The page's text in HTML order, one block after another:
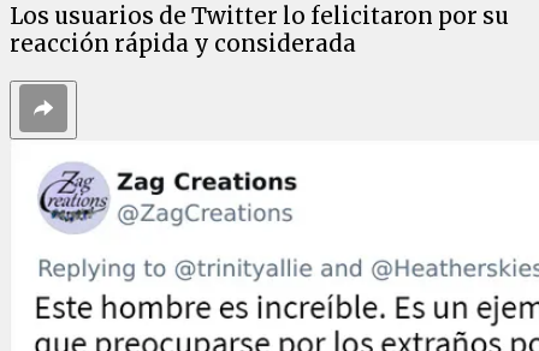
Los usuarios de Twitter lo felicitaron por su
reacción rápida y considerada